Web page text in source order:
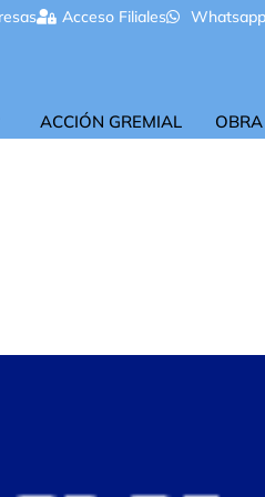
Acceso Filiales Whatsapp
ACCIÓN GREMIAL